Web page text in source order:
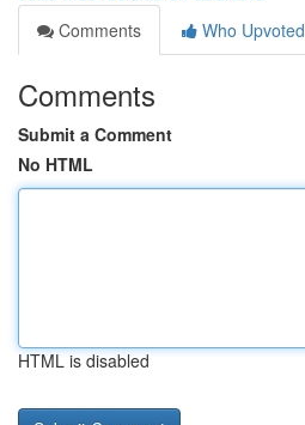
Comments
Who Upvoted
Comments
Submit a Comment
No HTML
HTML is disabled